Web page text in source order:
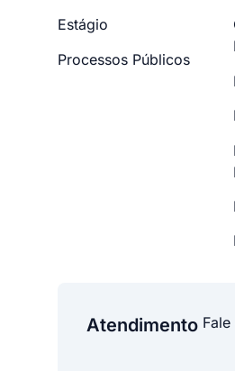
Estágio
Processos Públicos
Atendimento